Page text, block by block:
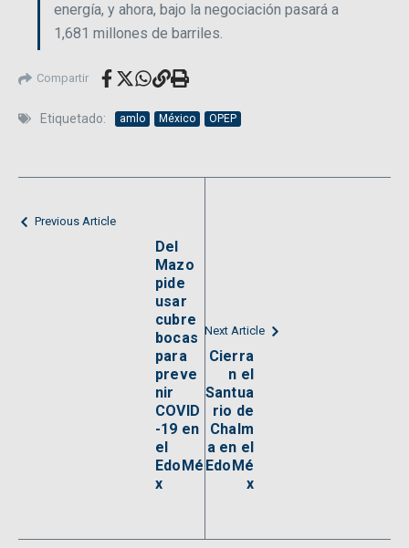
energía, y ahora, bajo la negociación pasará a
1,681 millones de barriles.
Compartir
Etiquetado: amlo México OPEP
Previous Article
Del
Mazo
pide
usar
cubre
bocas
para
preve
nir
COVID
-19 en
el
EdoMé
x
Next Article
Cierra
n el
Santua
rio de
Chalm
a en el
EdoMé
x